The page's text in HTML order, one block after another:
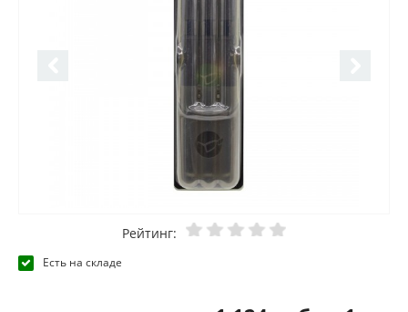
Рейтинг:
Есть на складе